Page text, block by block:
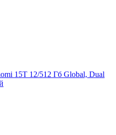
15T 12/512 Гб Global, Dual